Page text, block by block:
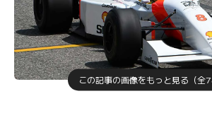
この記事の画像をもっと見る（全7